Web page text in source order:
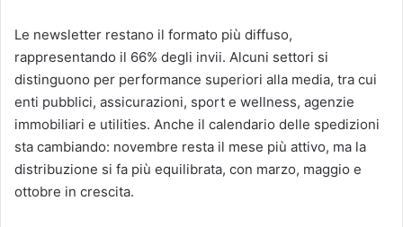
Le newsletter restano il formato più diffuso,
rappresentando il 66% degli invii. Alcuni settori si
distinguono per performance superiori alla media, tra cui
enti pubblici, assicurazioni, sport e wellness, agenzie
immobiliari e utilities. Anche il calendario delle spedizioni
sta cambiando: novembre resta il mese più attivo, ma la
distribuzione si fa più equilibrata, con marzo, maggio e
ottobre in crescita.